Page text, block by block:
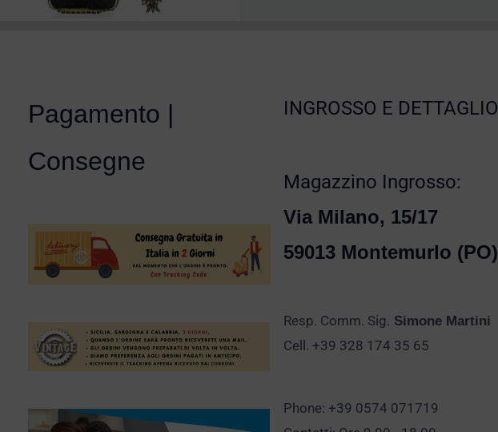
Pagamento |
Consegne
INGROSSO E DETTAGLIO
Magazzino Ingrosso:
Via Milano, 15/17
59013 Montemurlo (PO)
Resp. Comm. Sig. Simone Martini
Cell. +39 328 174 35 65
Phone: +39 0574 071719